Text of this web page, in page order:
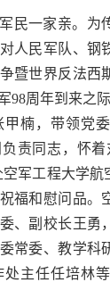
民一家亲。为
人民军队、钢
暨世界反法西
98周年到来之
楠，带领党
责同志，怀着
空军工程大学航
福和慰问品。
、副校长王勇
常委、教学科
主任任培林